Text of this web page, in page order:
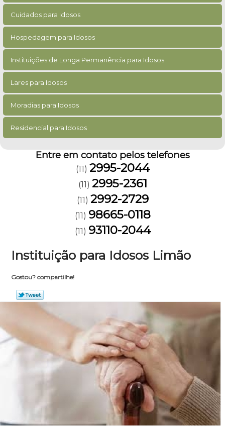
Cuidados para Idosos
Hospedagem para Idosos
Instituições de Longa Permanência para Idosos
Lares para Idosos
Moradias para Idosos
Residencial para Idosos
Entre em contato pelos telefones
(11) 2995-2044
(11) 2995-2361
(11) 2992-2729
(11) 98665-0118
(11) 93110-2044
Instituição para Idosos Limão
Gostou? compartilhe!